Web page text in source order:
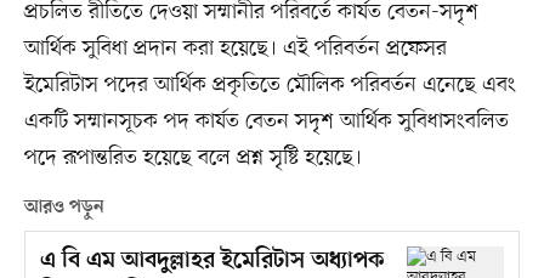
প্রচলিত রীতিতে দেওয়া সম্মানীর পরিবর্তে কার্যত বেতন-সদৃশ
আর্থিক সুবিধা প্রদান করা হয়েছে। এই পরিবর্তন প্রফেসর
ইমেরিটাস পদের আর্থিক প্রকৃতিতে মৌলিক পরিবর্তন এনেছে এবং
একটি সম্মানসূচক পদ কার্যত বেতন সদৃশ আর্থিক সুবিধাসংবলিত
পদে রূপান্তরিত হয়েছে বলে প্রশ্ন সৃষ্টি হয়েছে।
আরও পড়ুন
এ বি এম আবদুল্লাহর ইমেরিটাস অধ্যাপক